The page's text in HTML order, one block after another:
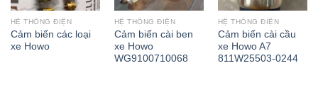
HỆ THỐNG ĐIỆN
Cảm biến các loại
xe Howo
HỆ THỐNG ĐIỆN
Cảm biến cài ben
xe Howo
WG9100710068
HỆ THỐNG ĐIỆN
Cảm biến cài cầu
xe Howo A7
811W25503-0244